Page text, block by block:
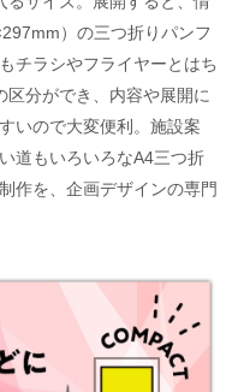
）の三つ折りパンフ
チラシやフライヤーとはち
区分ができ、内容や展開に
いので大変便利。施設案
道もいろいろなA4三つ折
作を、企画デザインの専門